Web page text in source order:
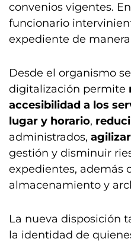
convenios vigentes.
funcionario
expediente de
Desde el organismo
digitalización permite
accesibilidad a los
lugar y horario,
administrados,
gestión y disminuir
expedientes, además
almacenamiento y
La nueva disposición
la identidad de